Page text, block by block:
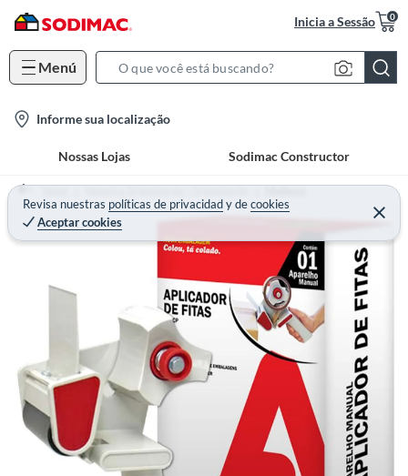
Inicia a Sessão 0
Menú
S
c
h
B
a
n
Informe sua localização
Nossas Lojas Sodimac Constructor
Revisa nuestras políticas de privacidadydecookies
Aceptar cookies
Home Móveis e Organização - Organização Mudança